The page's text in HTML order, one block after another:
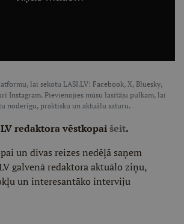
lai sekotu LASI.LV: Facebook, X, Bluesky,
Instagram. Pievienojies mūsu lasītāju pulkam, lai
noderīgu, praktisku un aktuālu saturu.
redaktora vēstkopaišeit.
un divas reizes nedēļā saņem
galvenā redaktora aktuālo ziņu,
un interesantāko interviju